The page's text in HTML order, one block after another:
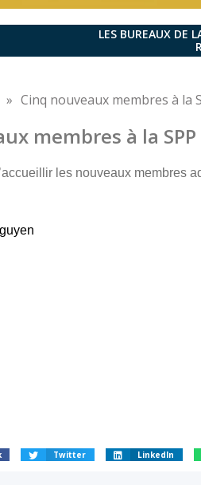
LES BUREAUX DE
» Cinq nouveaux membres à la
membres à la SPP
les nouveaux membres
Twitter LinkedIn